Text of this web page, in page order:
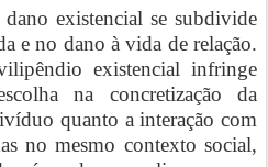
existencial se subdivide
e no dano à vida de relação.
existencial infringe
na concretização da
quanto a interação com
no mesmo contexto social,